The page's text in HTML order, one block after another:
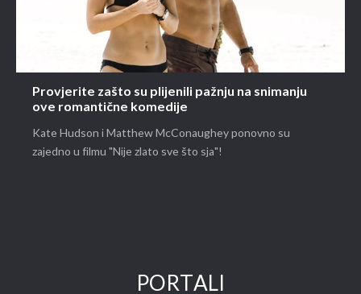
Provjerite zašto su plijenili pažnju na snimanju
ove romantične komedije
Kate Hudson i Matthew McConaughey ponovno su
zajedno u filmu "Nije zlato sve što sja"!
PORTALI